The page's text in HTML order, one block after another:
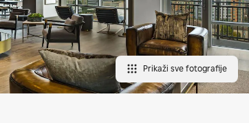
Prikaži sve fotografije